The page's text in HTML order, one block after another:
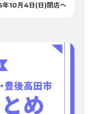
10月4日(日)閉店へ